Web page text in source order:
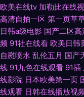
欧美在线tv 加勒比在线
高清自拍一区 第一页草
日韩a级电影 国产二区高
频 91社在线看 欧美日韩
自慰喷水 乱伦五月 国产
线 91九色在线观看 91插
线影院 日本欧美第一页
线观看 日韩在线播放视